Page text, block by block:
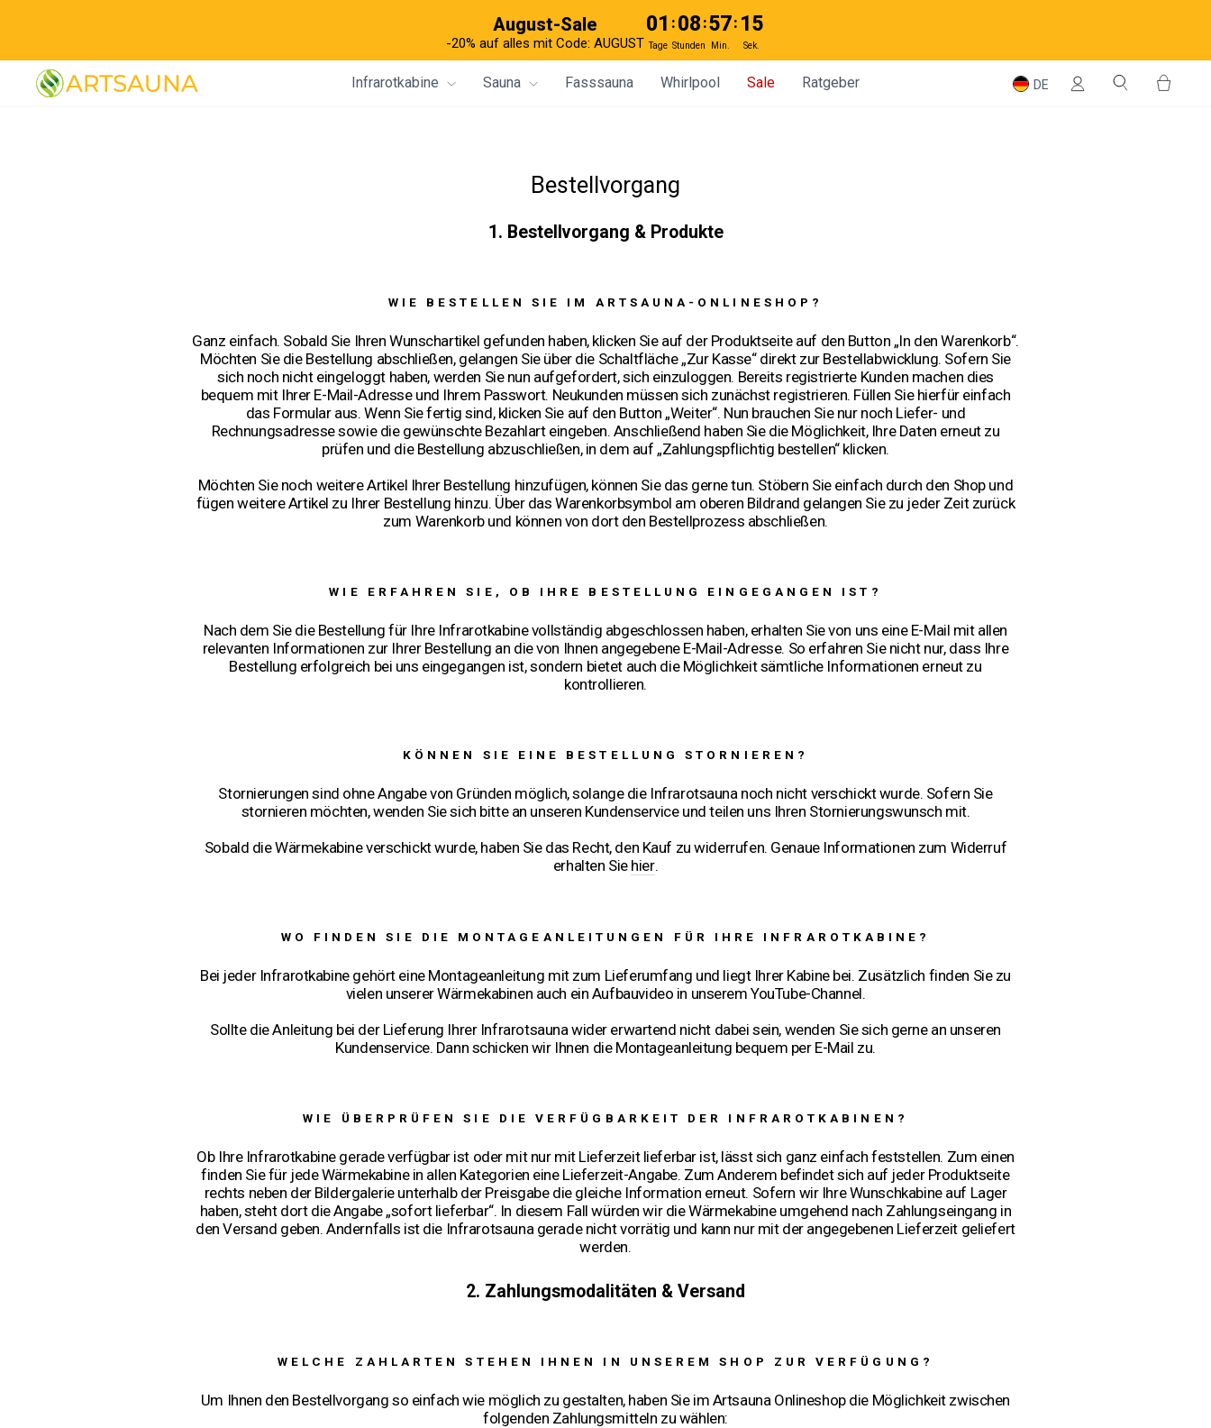
August-Sale
-20% auf alles mit Code: AUGUST
01
Tage
: 08
Stunden
:57
Min.
: 14
Sek.
Infrarotkabine Sauna Fasssauna Whirlpool Sale Ratgeber DE EinloggenSuche
Bestellvorgang
1. Bestellvorgang & Produkte
WIE BESTELLEN SIE IM ARTSAUNA-ONLINESHOP?
Ganz einfach. Sobald Sie Ihren Wunschartikel gefunden haben, klicken Sie auf der Produktseite auf den Button „In den Warenkorb“.
Möchten Sie die Bestellung abschließen, gelangen Sie über die Schaltfläche „Zur Kasse“ direkt zur Bestellabwicklung. Sofern Sie
sich noch nicht eingeloggt haben, werden Sie nun aufgefordert, sich einzuloggen. Bereits registrierte Kunden machen dies
bequem mit Ihrer E-Mail-Adresse und Ihrem Passwort. Neukunden müssen sich zunächst registrieren. Füllen Sie hierfür einfach
das Formular aus. Wenn Sie fertig sind, klicken Sie auf den Button „Weiter“. Nun brauchen Sie nur noch Liefer- und
Rechnungsadresse sowie die gewünschte Bezahlart eingeben. Anschließend haben Sie die Möglichkeit, Ihre Daten erneut zu
prüfen und die Bestellung abzuschließen, in dem auf „Zahlungspflichtig bestellen“ klicken.
Möchten Sie noch weitere Artikel Ihrer Bestellung hinzufügen, können Sie das gerne tun. Stöbern Sie einfach durch den Shop und
fügen weitere Artikel zu Ihrer Bestellung hinzu. Über das Warenkorbsymbol am oberen Bildrand gelangen Sie zu jeder Zeit zurück
zum Warenkorb und können von dort den Bestellprozess abschließen.
WIE ERFAHREN SIE, OB IHRE BESTELLUNG EINGEGANGEN IST?
Nach dem Sie die Bestellung für Ihre Infrarotkabine vollständig abgeschlossen haben, erhalten Sie von uns eine E-Mail mit allen
relevanten Informationen zur Ihrer Bestellung an die von Ihnen angegebene E-Mail-Adresse. So erfahren Sie nicht nur, dass Ihre
Bestellung erfolgreich bei uns eingegangen ist, sondern bietet auch die Möglichkeit sämtliche Informationen erneut zu
kontrollieren.
KÖNNEN SIE EINE BESTELLUNG STORNIEREN?
Stornierungen sind ohne Angabe von Gründen möglich, solange die Infrarotsauna noch nicht verschickt wurde. Sofern Sie
stornieren möchten, wenden Sie sich bitte an unseren Kundenservice und teilen uns Ihren Stornierungswunsch mit.
Sobald die Wärmekabine verschickt wurde, haben Sie das Recht, den Kauf zu widerrufen. Genaue Informationen zum Widerruf
erhalten Sie hier.
WO FINDEN SIE DIE MONTAGEANLEITUNGEN FÜR IHRE INFRAROTKABINE?
Bei jeder Infrarotkabine gehört eine Montageanleitung mit zum Lieferumfang und liegt Ihrer Kabine bei. Zusätzlich finden Sie zu
vielen unserer Wärmekabinen auch ein Aufbauvideo in unserem YouTube-Channel.
Sollte die Anleitung bei der Lieferung Ihrer Infrarotsauna wider erwartend nicht dabei sein, wenden Sie sich gerne an unseren
Kundenservice. Dann schicken wir Ihnen die Montageanleitung bequem per E-Mail zu.
WIE ÜBERPRÜFEN SIE DIE VERFÜGBARKEIT DER INFRAROTKABINEN?
Ob Ihre Infrarotkabine gerade verfügbar ist oder mit nur mit Lieferzeit lieferbar ist, lässt sich ganz einfach feststellen. Zum einen
finden Sie für jede Wärmekabine in allen Kategorien eine Lieferzeit-Angabe. Zum Anderem befindet sich auf jeder Produktseite
rechts neben der Bildergalerie unterhalb der Preisgabe die gleiche Information erneut. Sofern wir Ihre Wunschkabine auf Lager
haben, steht dort die Angabe „sofort lieferbar“. In diesem Fall würden wir die Wärmekabine umgehend nach Zahlungseingang in
den Versand geben. Andernfalls ist die Infrarotsauna gerade nicht vorrätig und kann nur mit der angegebenen Lieferzeit geliefert
werden.
2. Zahlungsmodalitäten & Versand
WELCHE ZAHLARTEN STEHEN IHNEN IN UNSEREM SHOP ZUR VERFÜGUNG?
Um Ihnen den Bestellvorgang so einfach wie möglich zu gestalten, haben Sie im Artsauna Onlineshop die Möglichkeit zwischen
folgenden Zahlungsmitteln zu wählen: